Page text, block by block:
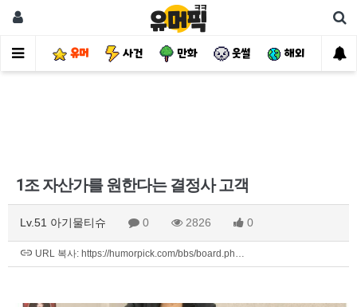
유머 사건 만화 웃썰 해외 핫
1조 자산가를 원한다는 결정사 고객
Lv.51 아기물티슈 0 2826 0
URL 복사: https://humorpick.com/bbs/board.ph…